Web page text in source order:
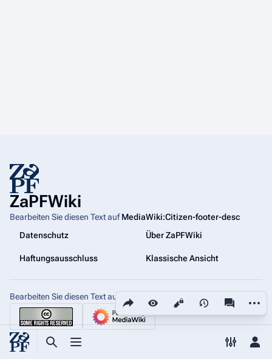
Suche aufrufen
Menü aufrufen Toggle
Diese Seite teilen
Ansichten
ZaPFWiki
Bearbeiten Sie diesen Text aufMediaWiki:Citizen-footer-desc
Datenschutz
Über ZaPFWiki
Haftungsausschluss Klassische Ansicht
Bearbeiten Sie diesen Text auf MediaWiki:Citizen-footer-tagline